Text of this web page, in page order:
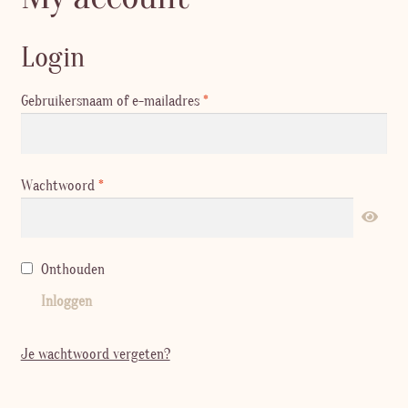
Login
Gebruikersnaam of e-mailadres *Vereist
Wachtwoord *Vereist
Onthouden
Inloggen
Je wachtwoord vergeten?